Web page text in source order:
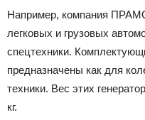
Например, компания
легковых и грузовых
спецтехники.
предназначены как для
техники. Вес этих
кг.